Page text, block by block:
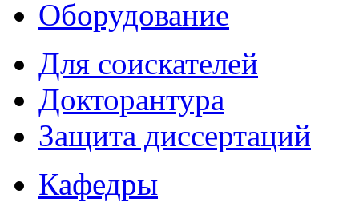
Оборудование
Для соискателей
Докторантура
Защита диссертаций
Кафедры